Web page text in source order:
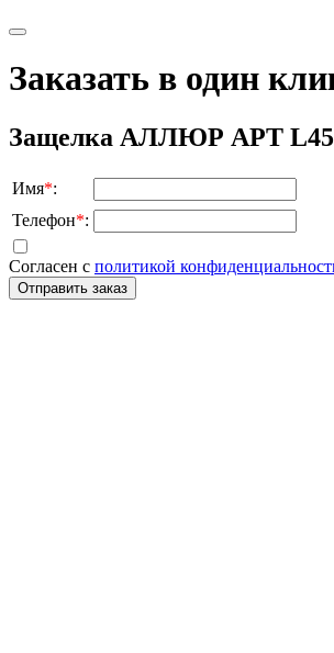
Заказать в один
Защелка АЛЛЮР АРТ L45-
Имя*:
Телефон*:
Согласен с политикой
Отправить заказ